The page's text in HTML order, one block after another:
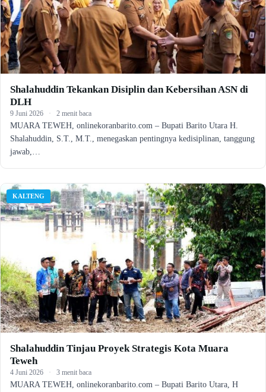
Shalahuddin Tekankan Disiplin dan Kebersihan ASN di
DLH
9 Juni 2026 · 2 menit baca
MUARA TEWEH, onlinekoranbarito.com – Bupati Barito Utara H.
Shalahuddin, S.T., M.T., menegaskan pentingnya kedisiplinan, tanggung
jawab,…
KALTENG
Shalahuddin Tinjau Proyek Strategis Kota Muara
Teweh
4 Juni 2026 · 3 menit baca
MUARA TEWEH, onlinekoranbarito.com – Bupati Barito Utara, H